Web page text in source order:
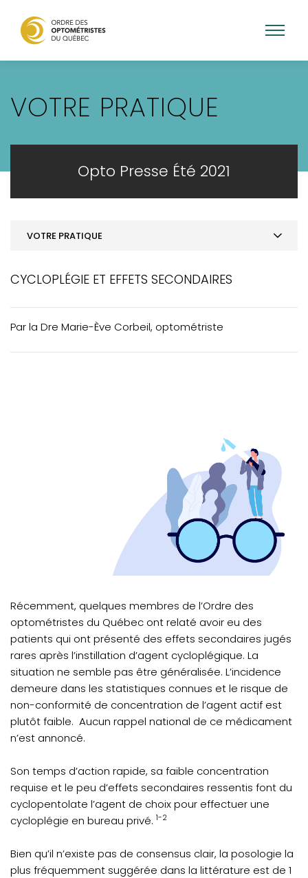
contenu
VOTRE PRATIQUE
Opto Presse Été 2021
VOTRE PRATIQUE
ACTUALITÉS
CYCLOPLÉGIE ET EFFETS SECONDAIRES
Par la Dre Marie-Ève Corbeil, optométriste
Récemment, quelques membres de l’Ordre des
optométristes du Québec ont relaté avoir eu des
patients qui ont présenté des effets secondaires jugés
rares après l’instillation d’agent cycloplégique. La
situation ne semble pas être généralisée. L’incidence
demeure dans les statistiques connues et le risque de
non-conformité de concentration de l’agent actif est
plutôt faible. Aucun rappel national de ce médicament
n’est annoncé.
Son temps d’action rapide, sa faible concentration
requise et le peu d’effets secondaires ressentis font du
cyclopentolate l’agent de choix pour effectuer une
cycloplégie en bureau privé. 1-2
Bien qu’il n’existe pas de consensus clair, la posologie la
plus fréquemment suggérée dans la littérature est de 1